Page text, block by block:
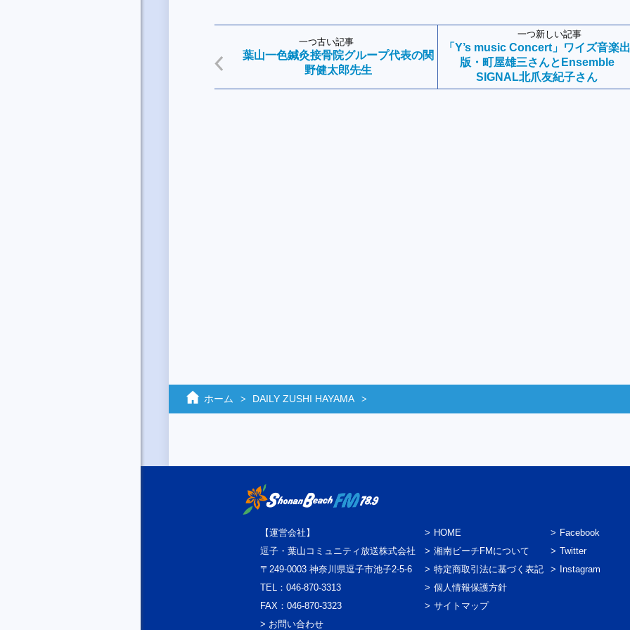
一つ古い記事
葉山一色鍼灸接骨院グループ代表の関
野健太郎先生
一つ新しい記事
「Y’s music Concert」ワイズ音楽出
版・町屋雄三さんとEnsemble
SIGNAL北爪友紀子さん
ホーム DAILY ZUSHI HAYAMA
【運営会社】
逗子・葉山コミュニティ放送株式会社
〒249-0003 神奈川県逗子市池子2-5-6
TEL：046-870-3313
FAX：046-870-3323
> お問い合わせ
HOME
湘南ビーチFMについて
特定商取引法に基づく表記
個人情報保護方針
サイトマップ
Facebook
Twitter
Instagram